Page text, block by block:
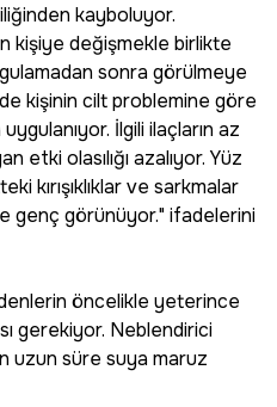
kayboluyor.
kişiye değişmekle birlikte
sonra görülmeye
kişinin cilt problemine göre
İlgili ilaçların az
etki olasılığı azalıyor. Yüz
kırışıklıklar ve sarkmalar
genç görünüyor." ifadelerini
öncelikle yeterince
gerekiyor. Neblendirici
uzun süre suya maruz